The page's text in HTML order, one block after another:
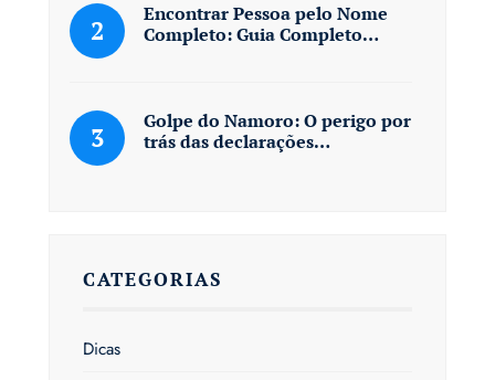
Encontrar Pessoa pelo Nome
Completo: Guia Completo…
Golpe do Namoro: O perigo por
trás das declarações…
CATEGORIAS
Dicas